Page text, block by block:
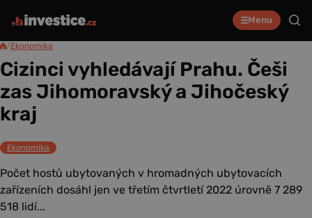
Menu
/Ekonomika
Cizinci vyhledávají Prahu. Češi
zas Jihomoravský a Jihočeský
kraj
Ekonomika
Počet hostů ubytovaných v hromadných ubytovacích
zařízeních dosáhl jen ve třetím čtvrtletí 2022 úrovně 7 289
518 lidí...